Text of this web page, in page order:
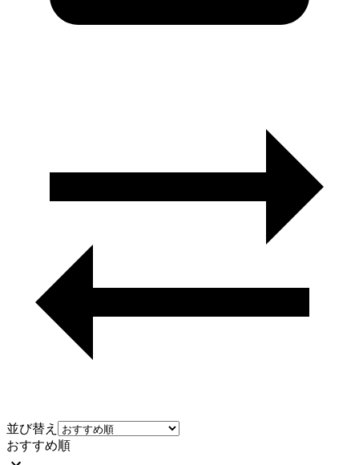
並び替え
おすすめ順